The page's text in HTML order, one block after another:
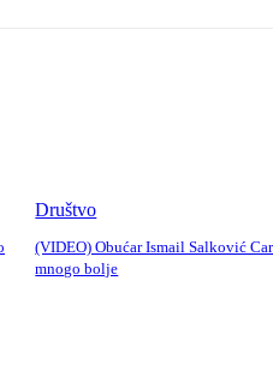
Društvo
(VIDEO) Obućar Ismail Salković
mnogo bolje